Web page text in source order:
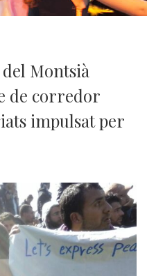
Montsià
de corredor
impulsat per